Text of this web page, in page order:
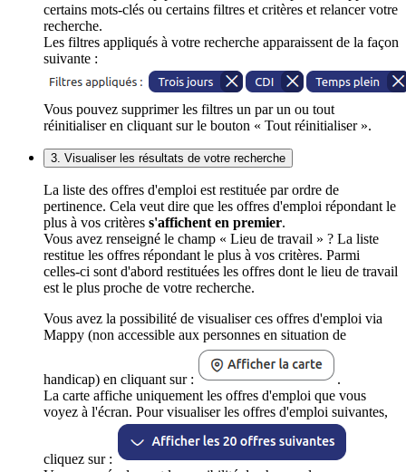
certains mots-clés ou certains filtres et critères et relancer votre
recherche.
Les filtres appliqués à votre recherche apparaissent de la façon
suivante :
Vous pouvez supprimer les filtres un par un ou tout
réinitialiser en cliquant sur le bouton « Tout réinitialiser ».
3. Visualiser les résultats de votre recherche
La liste des offres d'emploi est restituée par ordre de
pertinence. Cela veut dire que les offres d'emploi répondant le
plus à vos critères s'affichent en premier.
Vous avez renseigné le champ « Lieu de travail » ? La liste
restitue les offres répondant le plus à vos critères. Parmi
celles-ci sont d'abord restituées les offres dont le lieu de travail
est le plus proche de votre recherche.
Vous avez la possibilité de visualiser ces offres d'emploi via
Mappy (non accessible aux personnes en situation de
handicap) en cliquant sur :
.
La carte affiche uniquement les offres d'emploi que vous
voyez à l'écran. Pour visualiser les offres d'emploi suivantes,
cliquez sur :